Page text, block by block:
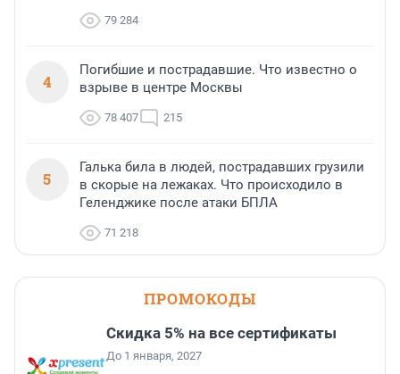
79 284
4
Погибшие и пострадавшие. Что известно о
взрыве в центре Москвы
78 407 215
5
Галька била в людей, пострадавших грузили
в скорые на лежаках. Что происходило в
Геленджике после атаки БПЛА
71 218
ПРОМОКОДЫ
Скидка 5% на все сертификаты
До 1 января, 2027